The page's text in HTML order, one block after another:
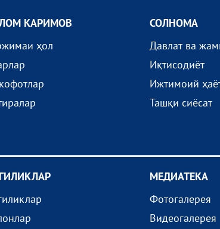
КАРИМОВ
ҳол
СОЛНОМА
Давлат ва
Иқтисодиёт
Ижтимоий
Ташқи сиёсат
МEДИАТEКА
Фотогалерея
Видеогалерея